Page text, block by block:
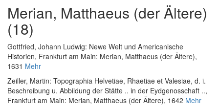
Merian, Matthaeus (der Ältere)
(18)
Gottfried, Johann Ludwig: Newe Welt und Americanische
Historien, Frankfurt am Main: Merian, Matthaeus (der Ältere),
1631 Mehr
Zeiller, Martin: Topographia Helvetiae, Rhaetiae et Valesiae, d. i.
Beschreibung u. Abbildung der Stätte .. in der Eydgenosschaft ..,
Frankfurt am Main: Merian, Matthaeus (der Ältere), 1642 Mehr